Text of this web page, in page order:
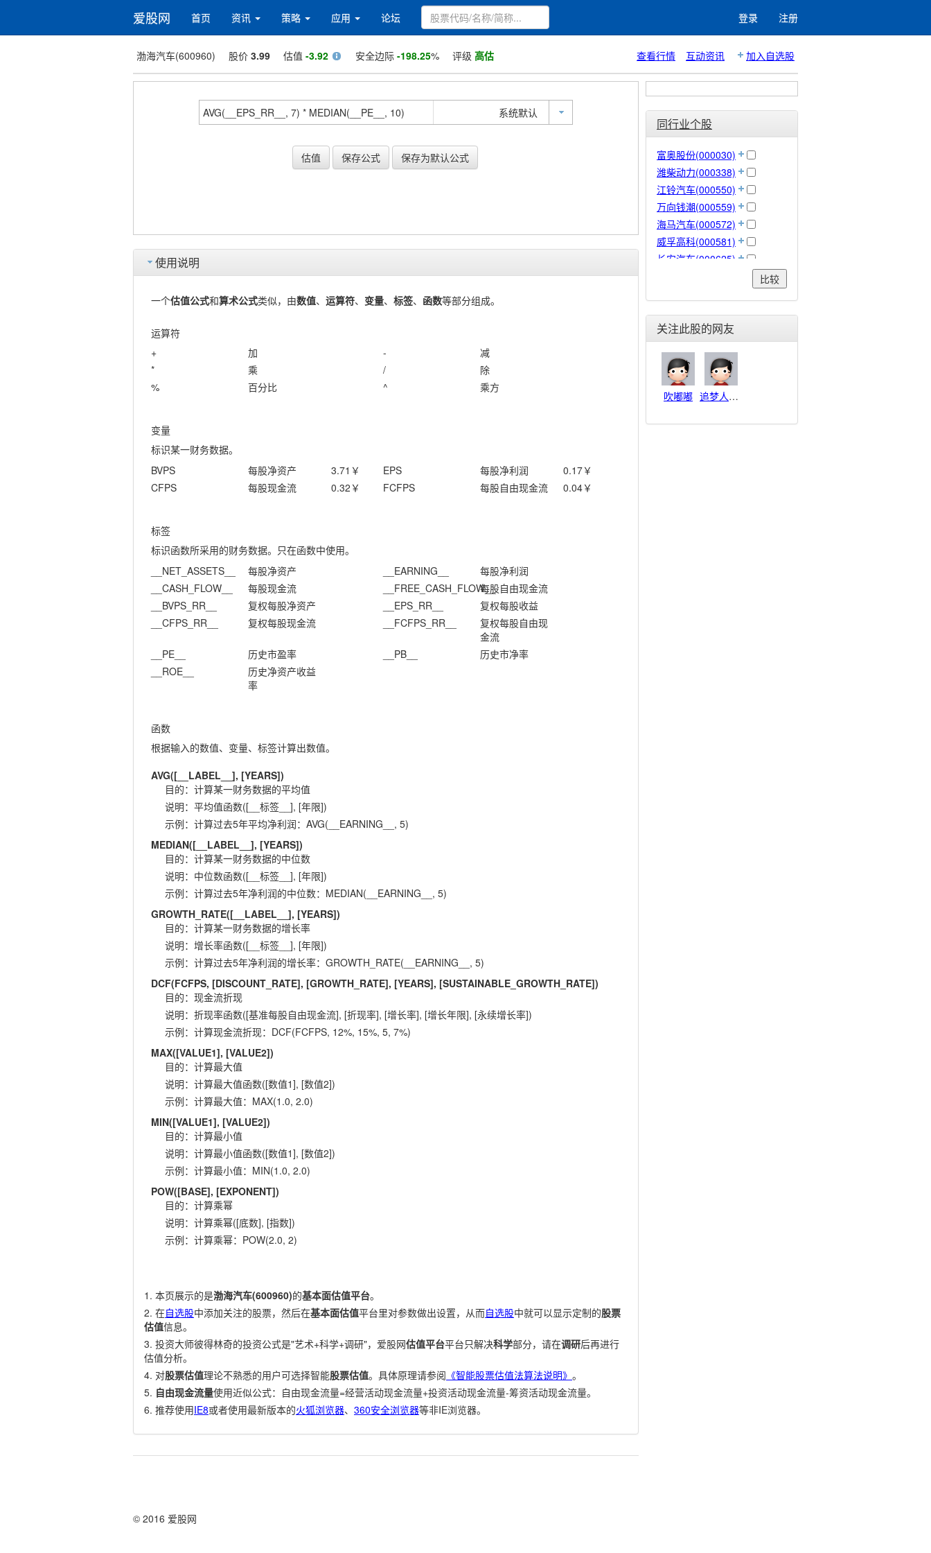
爱股网 首页 资讯 策略 应用 论坛 登录 注册
渤海汽车(600960) 股价 3.99 估值 -3.92 安全边际 -198.25% 评级 高估 查看行情 互动资讯 加入自选股
系统默认
估值 保存公式 保存为默认公式
使用说明
一个估值公式和算术公式类似，由数值、 运算符、 变量、 标签、 函数等部分组成。
运算符
+
加 -
减
*
乘 /
除
%
百分比 ^ 乘方
变量
标识某一财务数据。
BVPS
每股净资产 3.71 ￥ EPS 每股净利润 0.17￥
CFPS
每股现金流 0.32 ￥ FCFPS 每股自由现金流 0.04￥
标签
标识函数所采用的财务数据。只在函数中使用。
__NET_ASSETS__
每股净资产 __EARNING__
每股净利润
__CASH_FLOW__
每股现金流 __FREE_CASH_FLOW__每股自由现金流
__BVPS_RR__
复权每股净资产 __EPS_RR__
复权每股收益
__CFPS_RR__
复权每股现金流 __FCFPS_RR__
复权每股自由现
金流
__PE__
历史市盈率 __PB__
历史市净率
__ROE__
历史净资产收益
率
函数
根据输入的数值、变量、标签计算出数值。
AVG([__LABEL__], [YEARS])
目的： 计算某一财务数据的平均值
说明： 平均值函数([__标签__], [年限])
示例： 计算过去5年平均净利润：AVG(__EARNING__, 5)
MEDIAN([__LABEL__], [YEARS])
目的： 计算某一财务数据的中位数
说明： 中位数函数([__标签__], [年限])
示例： 计算过去5年净利润的中位数：MEDIAN(__EARNING__, 5)
GROWTH_RATE([__LABEL__], [YEARS])
目的： 计算某一财务数据的增长率
说明： 增长率函数([__标签__], [年限])
示例： 计算过去5年净利润的增长率：GROWTH_RATE(__EARNING__, 5)
DCF(FCFPS, [DISCOUNT_RATE], [GROWTH_RATE], [YEARS], [SUSTAINABLE_GROWTH_RATE])
目的： 现金流折现
说明： 折现率函数([基准每股自由现金流], [折现率], [增长率], [增长年限], [永续增长率])
示例： 计算现金流折现：DCF(FCFPS, 12%, 15%, 5, 7%)
MAX([VALUE1], [VALUE2])
目的： 计算最大值
说明： 计算最大值函数([数值1], [数值2])
示例： 计算最大值：MAX(1.0, 2.0)
MIN([VALUE1], [VALUE2])
目的： 计算最小值
说明： 计算最小值函数([数值1], [数值2])
示例： 计算最小值：MIN(1.0, 2.0)
POW([BASE], [EXPONENT])
目的： 计算乘幂
说明： 计算乘幂([底数], [指数])
示例： 计算乘幂：POW(2.0, 2)
本页展示的是渤海汽车(600960)的基本面估值平台。
在自选股中添加关注的股票，然后在基本面估值平台里对参数做出设置，从而自选股中就可以显示定制的股票
估值信息。
投资大师彼得林奇的投资公式是"艺术+科学+调研"，爱股网估值平台平台只解决科学部分，请在调研后再进行
估值分析。
对股票估值理论不熟悉的用户可选择智能股票估值。具体原理请参阅 《智能股票估值法算法说明》 。
自由现金流量使用近似公式：自由现金流量=经营活动现金流量+投资活动现金流量-筹资活动现金流量。
推荐使用IE8或者使用最新版本的火狐浏览器、 360安全浏览器等非IE浏览器。
同行业个股
富奥股份(000030)
潍柴动力(000338)
江铃汽车(000550)
万向钱潮(000559)
海马汽车(000572)
威孚高科(000581)
长安汽车(000625)
安凯客车(000868)
一汽夏利(000927)
中国重汽(000951)
中通客车(000957)
众泰汽车(000980)
比较
关注此股的网友
吹嘟嘟 追梦人8888
© 2016 爱股网